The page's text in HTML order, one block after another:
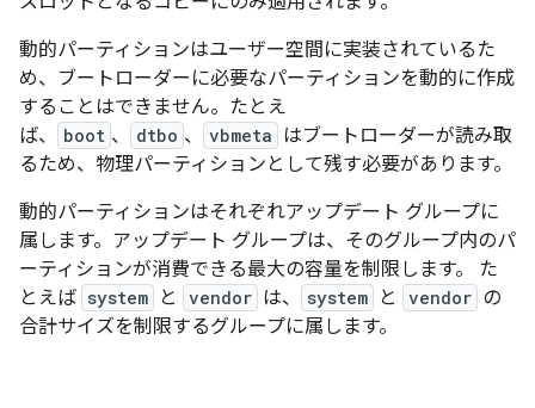
動的パーティションはユーザー空間に実装されているた
め、ブートローダーに必要なパーティションを動的に作成
することはできません。たとえ
ば、
boot 、 dtbo 、 vbmeta はブートローダーが読み取
るため、物理パーティションとして残す必要があります。
動的パーティションはそれぞれアップデート グループに
属します。アップデート グループは、そのグループ内のパ
ーティションが消費できる最大の容量を制限します。 た
とえば system と vendor は、 system と vendor の
合計サイズを制限するグループに属します。